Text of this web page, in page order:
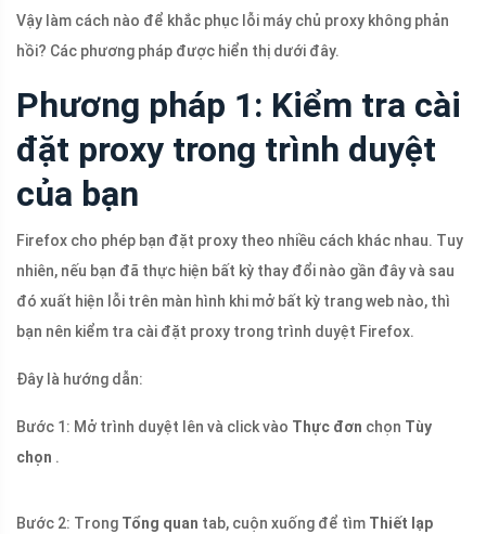
Vậy làm cách nào để khắc phục lỗi máy chủ proxy không phản
hồi? Các phương pháp được hiển thị dưới đây.
Phương pháp 1: Kiểm tra cài
đặt proxy trong trình duyệt
của bạn
Firefox cho phép bạn đặt proxy theo nhiều cách khác nhau. Tuy
nhiên, nếu bạn đã thực hiện bất kỳ thay đổi nào gần đây và sau
đó xuất hiện lỗi trên màn hình khi mở bất kỳ trang web nào, thì
bạn nên kiểm tra cài đặt proxy trong trình duyệt Firefox.
Đây là hướng dẫn:
Bước 1: Mở trình duyệt lên và click vào Thực đơn chọn Tùy
chọn .
Bước 2: Trong Tổng quan tab, cuộn xuống để tìm Thiết lạp